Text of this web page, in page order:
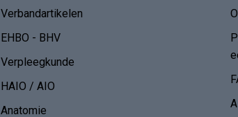
Verbandartikelen
EHBO - BHV
Verpleegkunde
HAIO / AIO
Anatomie